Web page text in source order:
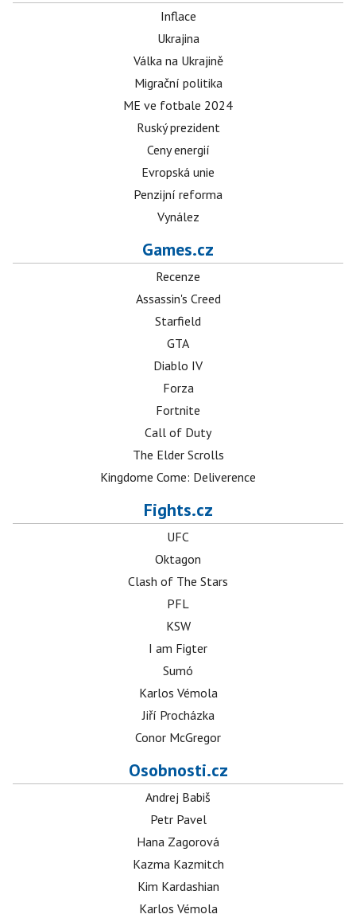
Inflace
Ukrajina
Válka na Ukrajině
Migrační politika
ME ve fotbale 2024
Ruský prezident
Ceny energií
Evropská unie
Penzijní reforma
Vynález
Games.cz
Recenze
Assassin's Creed
Starfield
GTA
Diablo IV
Forza
Fortnite
Call of Duty
The Elder Scrolls
Kingdome Come: Deliverence
Fights.cz
UFC
Oktagon
Clash of The Stars
PFL
KSW
I am Figter
Sumó
Karlos Vémola
Jiří Procházka
Conor McGregor
Osobnosti.cz
Andrej Babiš
Petr Pavel
Hana Zagorová
Kazma Kazmitch
Kim Kardashian
Karlos Vémola